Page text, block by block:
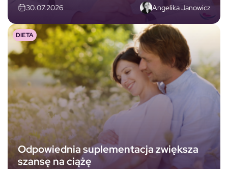
30.07.2026 Angelika Janowicz
Odpowiednia suplementacja zwiększa
szansę na ciążę
DIETA